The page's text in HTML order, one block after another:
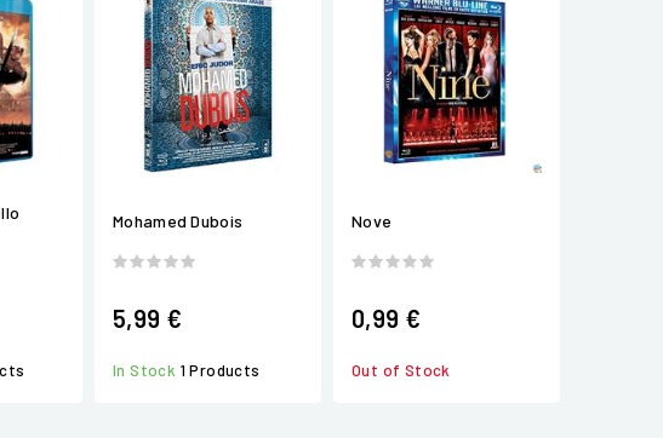
Mohamed Dubois
5,99 €
In Stock 1 Products
Nove
0,99 €
Out of Stock